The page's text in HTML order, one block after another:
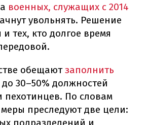
военных, служащих с 2014
увольнять. Решение
и тех, кто долгое время
обещаютзаполнить
до 30–50% должностей
пехотинцев. По словам
преследуют две цели:
подразделений и